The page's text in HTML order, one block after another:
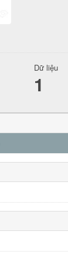
Dữ liệu
1